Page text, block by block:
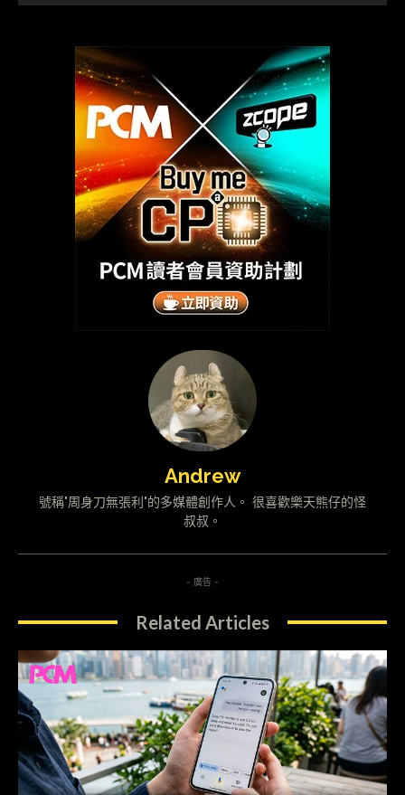
Andrew
號稱"周身刀無張利"的多媒體創作人。 很喜歡樂天熊仔的怪
叔叔。
- 廣告 -
Related Articles